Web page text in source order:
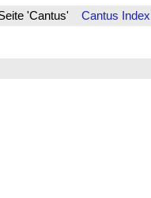
'Cantus' Cantus Index